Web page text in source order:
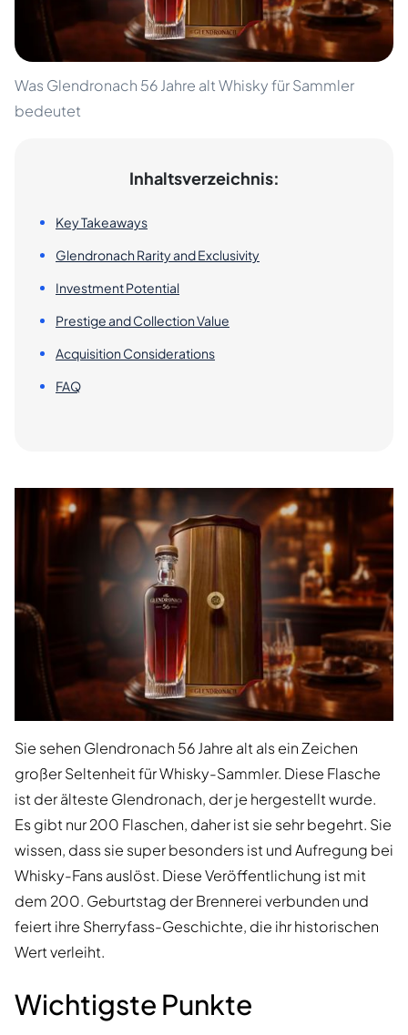
Was Glendronach 56 Jahre alt Whisky für Sammler
bedeutet
Inhaltsverzeichnis:
Key Takeaways
Glendronach Rarity and Exclusivity
Investment Potential
Prestige and Collection Value
Acquisition Considerations
FAQ
Sie sehen Glendronach 56 Jahre alt als ein Zeichen
großer Seltenheit für Whisky-Sammler. Diese Flasche
ist der älteste Glendronach, der je hergestellt wurde.
Es gibt nur 200 Flaschen, daher ist sie sehr begehrt. Sie
wissen, dass sie super besonders ist und Aufregung bei
Whisky-Fans auslöst. Diese Veröffentlichung ist mit
dem 200. Geburtstag der Brennerei verbunden und
feiert ihre Sherryfass-Geschichte, die ihr historischen
Wert verleiht.
Wichtigste Punkte